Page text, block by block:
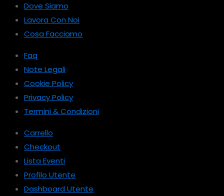
Dove Siamo
Lavora Con Noi
Cosa Facciamo
Faq
Note Legali
Cookie Policy
Privacy Policy
Termini & Condizioni
Carrello
Checkout
Lista Eventi
Profilo Utente
Dashboard Utente